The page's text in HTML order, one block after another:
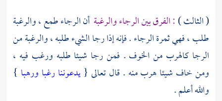
( الثالث ) : الفرق بين الرجاء والرغبة أن الرجاء طمع ، والرغبة
طلب ، فهي ثمرة الرجاء . فإنه إذا رجا الشيء طلبه ، والرغبة من
الرجا كالهرب من الخوف . فمن رجا شيئا طلبه ورغب فيه ،
ومن خاف شيئا هرب منه . قال تعالى {يدعوننا رغبا ورهبا }
والله أعلم .